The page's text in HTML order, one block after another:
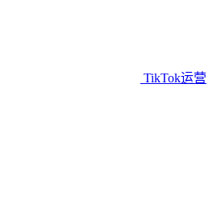
TikTok运营